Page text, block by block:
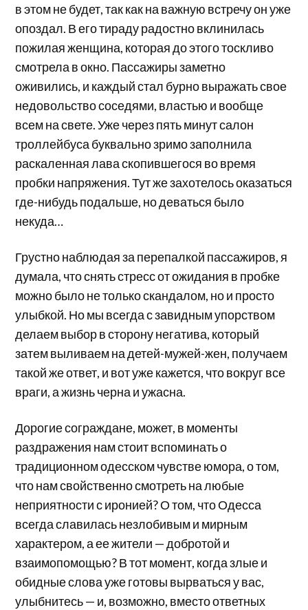
в этом не будет, так как на важную встречу он уже
опоздал. В его тираду радостно вклинилась
пожилая женщина, которая до этого тоскливо
смотрела в окно. Пассажиры заметно
оживились, и каждый стал бурно выражать свое
недовольство соседями, властью и вообще
всем на свете. Уже через пять минут салон
троллейбуса буквально зримо заполнила
раскаленная лава скопившегося во время
пробки напряжения. Тут же захотелось оказаться
где-нибудь подальше, но деваться было
некуда…
Грустно наблюдая за перепалкой пассажиров, я
думала, что снять стресс от ожидания в пробке
можно было не только скандалом, но и просто
улыбкой. Но мы всегда с завидным упорством
делаем выбор в сторону негатива, который
затем выливаем на детей-мужей-жен, получаем
такой же ответ, и вот уже кажется, что вокруг все
враги, а жизнь черна и ужасна.
Дорогие сограждане, может, в моменты
раздражения нам стоит вспоминать о
традиционном одесском чувстве юмора, о том,
что нам свойственно смотреть на любые
неприятности с иронией? О том, что Одесса
всегда славилась незлобивым и мирным
характером, а ее жители — добротой и
взаимопомощью? В тот момент, когда злые и
обидные слова уже готовы вырваться у вас,
улыбнитесь — и, возможно, вместо ответных